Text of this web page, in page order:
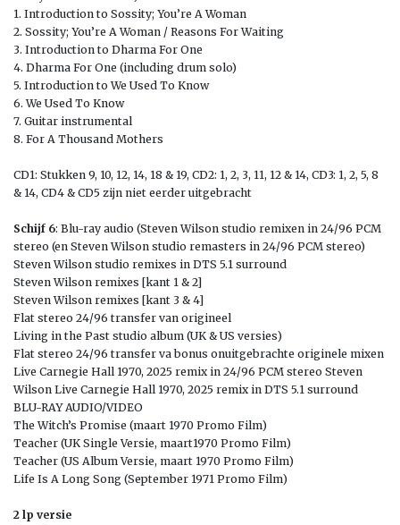
1. Introduction to Sossity; You’re A Woman
2. Sossity; You’re A Woman / Reasons For Waiting
3. Introduction to Dharma For One
4. Dharma For One (including drum solo)
5. Introduction to We Used To Know
6. We Used To Know
7. Guitar instrumental
8. For A Thousand Mothers
CD1: Stukken 9, 10, 12, 14, 18 & 19, CD2: 1, 2, 3, 11, 12 & 14, CD3: 1, 2, 5, 8
& 14, CD4 & CD5 zijn niet eerder uitgebracht
Schijf 6: Blu-ray audio (Steven Wilson studio remixen in 24/96 PCM
stereo (en Steven Wilson studio remasters in 24/96 PCM stereo)
Steven Wilson studio remixes in DTS 5.1 surround
Steven Wilson remixes [kant 1 & 2]
Steven Wilson remixes [kant 3 & 4]
Flat stereo 24/96 transfer van origineel
Living in the Past studio album (UK & US versies)
Flat stereo 24/96 transfer va bonus onuitgebrachte originele mixen
Live Carnegie Hall 1970, 2025 remix in 24/96 PCM stereo Steven
Wilson Live Carnegie Hall 1970, 2025 remix in DTS 5.1 surround
BLU-RAY AUDIO/VIDEO
The Witch’s Promise (maart 1970 Promo Film)
Teacher (UK Single Versie, maart1970 Promo Film)
Teacher (US Album Versie, maart 1970 Promo Film)
Life Is A Long Song (September 1971 Promo Film)
2 lp versie